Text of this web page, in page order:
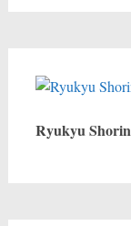
Ryukyu